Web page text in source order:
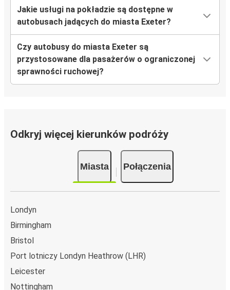
Jakie usługi na pokładzie są dostępne w
autobusach jadących do miasta Exeter?
Czy autobusy do miasta Exeter są
przystosowane dla pasażerów o ograniczonej
sprawności ruchowej?
Odkryj więcej kierunków podróży
Miasta Połączenia
Londyn
Birmingham
Bristol
Port lotniczy Londyn Heathrow (LHR)
Leicester
Nottingham